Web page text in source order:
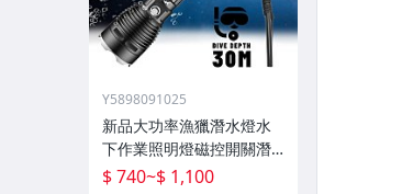
Y5898091025
新品大功率漁獵潛水燈水
下作業照明燈磁控開關潛
水深度50米高流明
$ 740~$ 1,100